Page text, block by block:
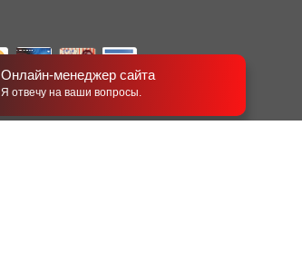
Онлайн-менеджер сайта
Я отвечу на ваши вопросы.